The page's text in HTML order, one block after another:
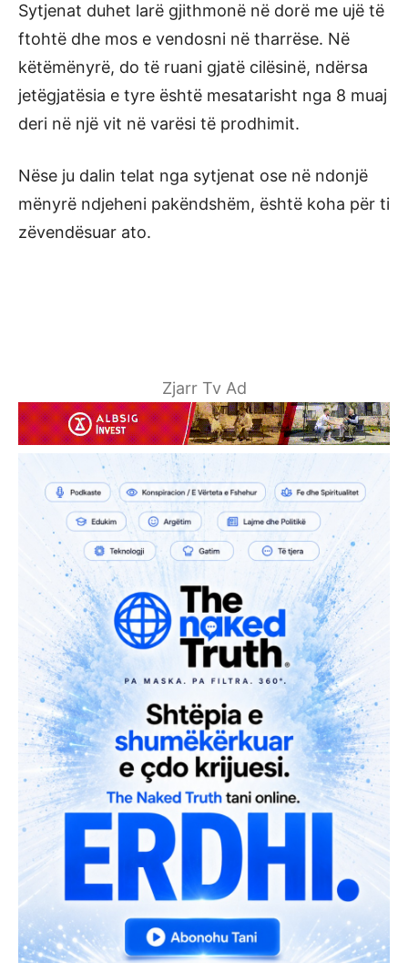
Sytjenat duhet larë gjithmonë në dorë me ujë të
ftohtë dhe mos e vendosni në tharrëse. Në
këtëmënyrë, do të ruani gjatë cilësinë, ndërsa
jetëgjatësia e tyre është mesatarisht nga 8 muaj
deri në një vit në varësi të prodhimit.
Nëse ju dalin telat nga sytjenat ose në ndonjë
mënyrë ndjeheni pakëndshëm, është koha për ti
zëvendësuar ato.
Zjarr Tv Ad